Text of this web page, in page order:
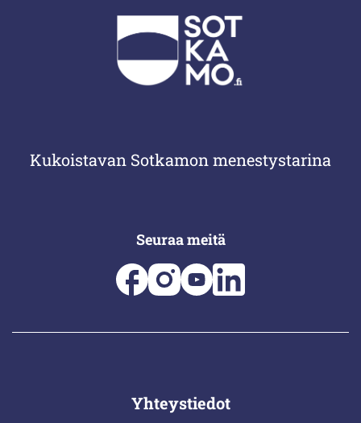
Kukoistavan Sotkamon menestystarina
Seuraa meitä
Yhteystiedot